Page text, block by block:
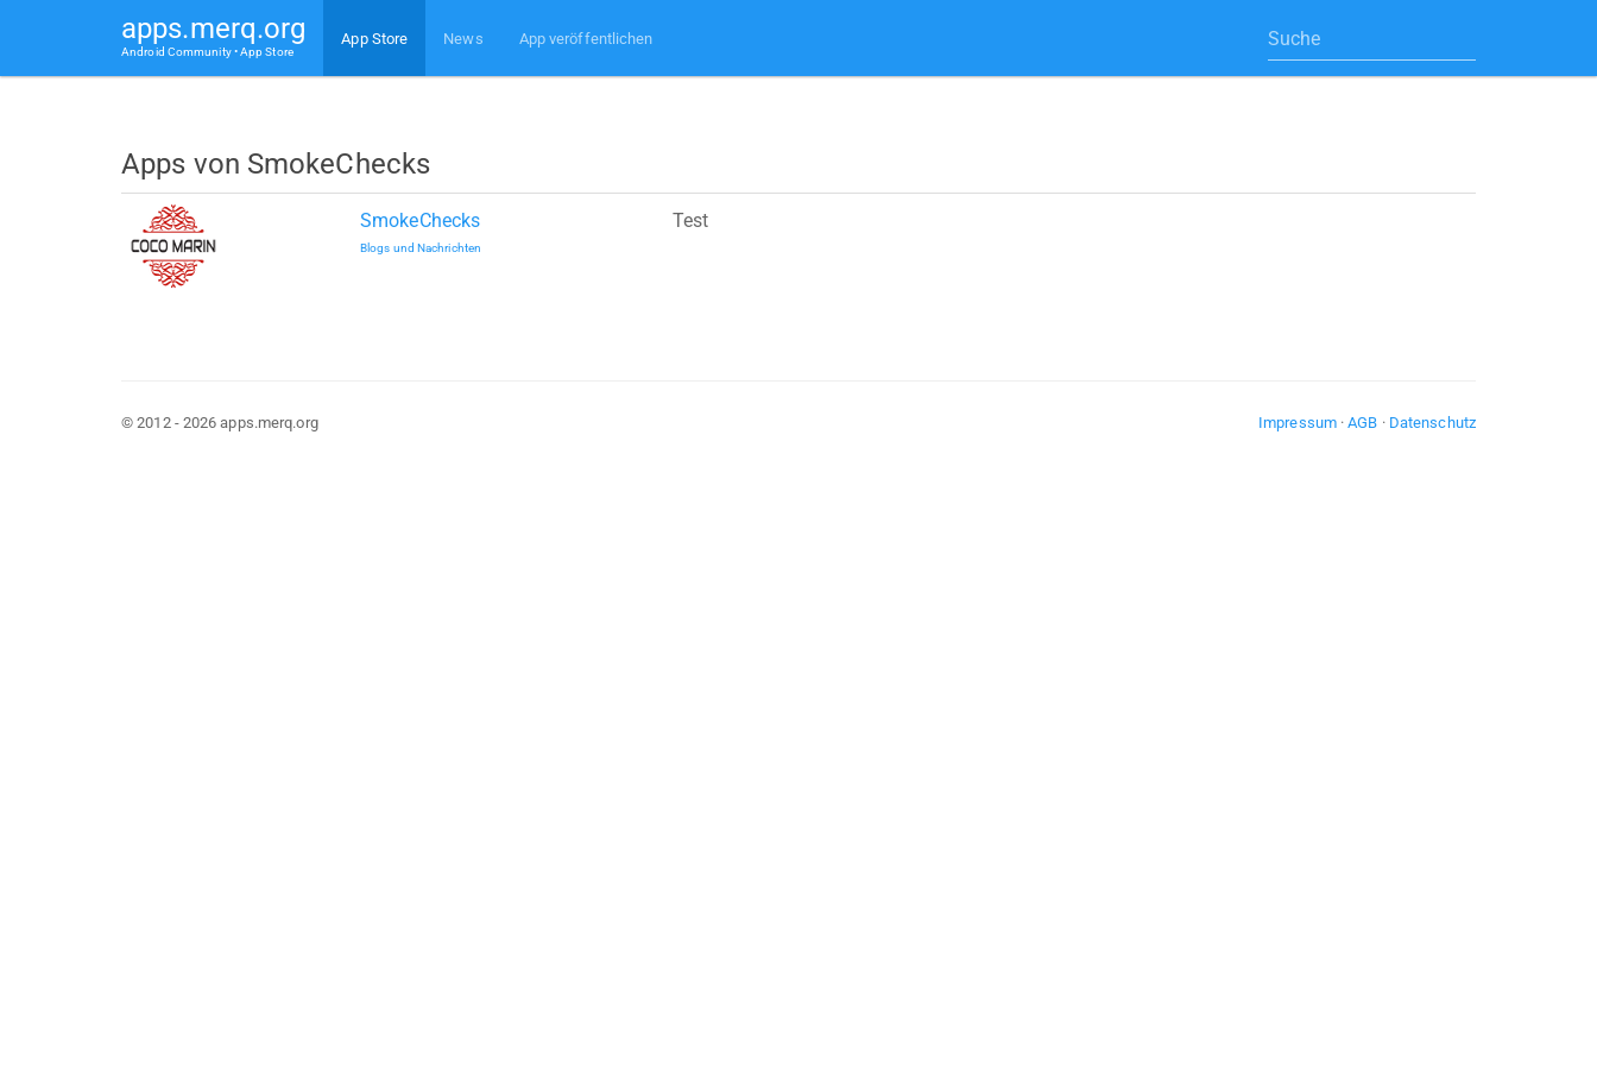
apps.merq.org
Android Community • App Store
App Store News App veröffentlichen
Apps von SmokeChecks
SmokeChecks
Blogs und Nachrichten
Test
Impressum·AGB · Datenschutz
© 2012 - 2026 apps.merq.org